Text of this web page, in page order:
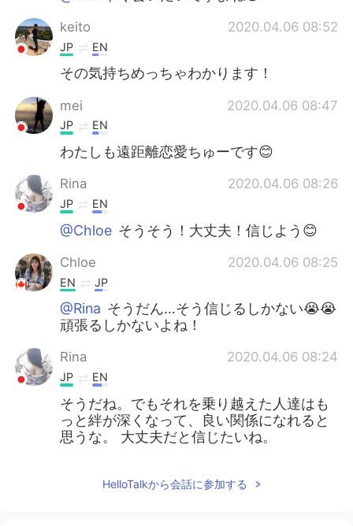
keito 2020.04.06 08:52
JP EN
その気持ちめっちゃわかります！
mei 2020.04.06 08:47
JP EN
わたしも遠距離恋愛ちゅーです😊
Rina 2020.04.06 08:26
JP EN
@Chloe そうそう！大丈夫！信じよう😊
Chloe 2020.04.06 08:25
EN JP
@Rina そうだん…そう信じるしかない😭😭
頑張るしかないよね！
Rina 2020.04.06 08:24
JP EN
そうだね。でもそれを乗り越えた人達はも
っと絆が深くなって、良い関係になれると
思うな。 大丈夫だと信じたいね。
HelloTalkから会話に参加する